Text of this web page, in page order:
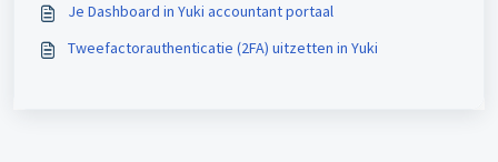
Je Dashboard in Yuki accountant portaal
Tweefactorauthenticatie (2FA) uitzetten in Yuki